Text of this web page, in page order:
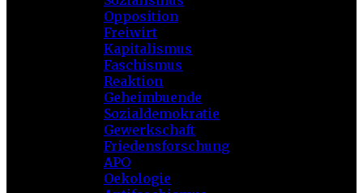
Opposition
Freiwirt
Kapitalismus
Faschismus
Reaktion
Geheimbuende
Sozialdemokratie
Gewerkschaft
Friedensforschung
APO
Oekologie